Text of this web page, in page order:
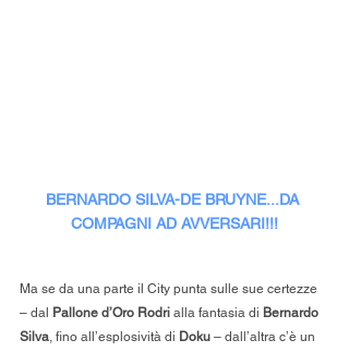
BERNARDO SILVA-DE BRUYNE...DA
COMPAGNI AD AVVERSARI!!!
Ma se da una parte il City punta sulle sue certezze
– dal Pallone d’Oro Rodri alla fantasia di Bernardo
Silva, fino all’esplosività di Doku – dall’altra c’è un